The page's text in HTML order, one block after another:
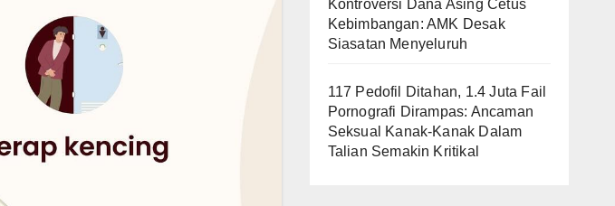
Kontroversi Dana Asing Cetus
Kebimbangan: AMK Desak
Siasatan Menyeluruh
117 Pedofil Ditahan, 1.4 Juta Fail
Pornografi Dirampas: Ancaman
Seksual Kanak-Kanak Dalam
Talian Semakin Kritikal